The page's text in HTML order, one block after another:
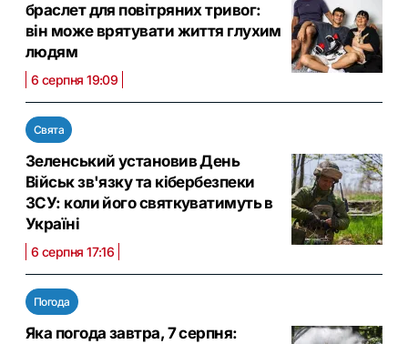
браслет для повітряних тривог:
він може врятувати життя глухим
людям
6 серпня 19:09
Свята
Зеленський установив День
Військ зв'язку та кібербезпеки
ЗСУ: коли його святкуватимуть в
Україні
6 серпня 17:16
Погода
Яка погода завтра, 7 серпня: